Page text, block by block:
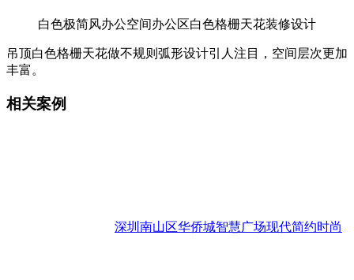
白色极简风办公空间办公区白色格栅天花装修设计
吊顶白色格栅天花做不规则弧形设计引人注目，空间层次更加
丰富。
相关案例
深圳南山区华侨城智慧广场现代简约时尚